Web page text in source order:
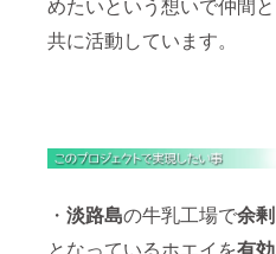
共に活動しています。
・ 淡路島の牛乳工場で余剰
となっているホエイを有効